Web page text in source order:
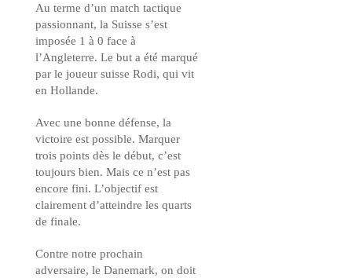
Au terme d’un match tactique
passionnant, la Suisse s’est
imposée 1 à 0 face à
l’Angleterre. Le but a été marqué
par le joueur suisse Rodi, qui vit
en Hollande.
Avec une bonne défense, la
victoire est possible. Marquer
trois points dès le début, c’est
toujours bien. Mais ce n’est pas
encore fini. L’objectif est
clairement d’atteindre les quarts
de finale.
Contre notre prochain
adversaire, le Danemark, on doit